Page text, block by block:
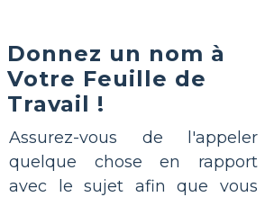
Donnez un nom à
Votre Feuille de
Travail !
Assurez-vous de l'appeler
quelque chose en rapport
avec le sujet afin que vous